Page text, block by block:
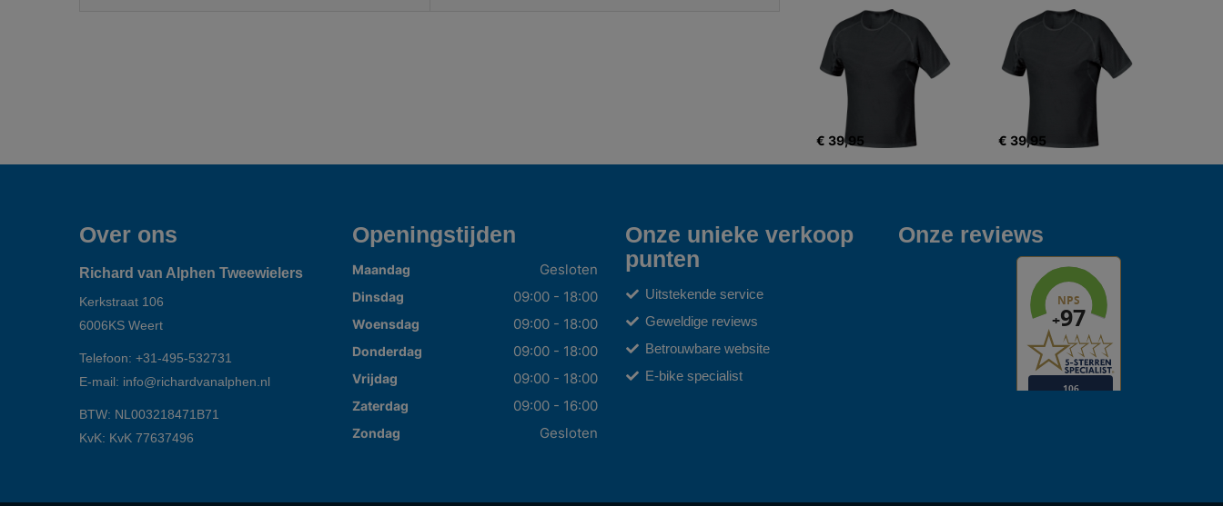
€ 39,95 € 39,95
Over ons
Richard van Alphen Tweewielers
Kerkstraat 106
6006KS Weert
Telefoon: +31-495-532731
E-mail: info@richardvanalphen.nl
BTW: NL003218471B71
KvK: KvK 77637496
Openingstijden
Maandag Gesloten
Dinsdag 09:00 - 18:00
Woensdag 09:00 - 18:00
Donderdag 09:00 - 18:00
Vrijdag 09:00 - 18:00
Zaterdag 09:00 - 16:00
Zondag Gesloten
Onze unieke verkoop
punten
Uitstekende service
Geweldige reviews
Betrouwbare website
E-bike specialist
Onze reviews